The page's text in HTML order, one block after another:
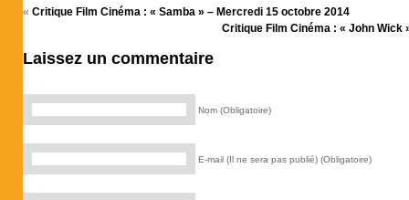
« Critique Film Cinéma : « Samba » – Mercredi 15 octobre 2014
Critique Film Cinéma : « John Wick
Laissez un commentaire
Nom (Obligatoire)
E-mail (Il ne sera pas publié) (Obligatoire)